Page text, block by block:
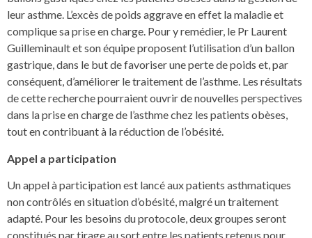
leur asthme. L’excès de poids aggrave en effet la maladie et
complique sa prise en charge. Pour y remédier, le Pr Laurent
Guilleminault et son équipe proposent l’utilisation d’un ballon
gastrique, dans le but de favoriser une perte de poids et, par
conséquent, d’améliorer le traitement de l’asthme. Les résultats
de cette recherche pourraient ouvrir de nouvelles perspectives
dans la prise en charge de l’asthme chez les patients obèses,
tout en contribuant à la réduction de l’obésité.
Appel a participation
Un appel à participation est lancé aux patients asthmatiques
non contrôlés en situation d’obésité, malgré un traitement
adapté. Pour les besoins du protocole, deux groupes seront
constitués par tirage au sort entre les patients retenus pour